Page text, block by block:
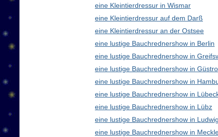
eine Kleintierdressur in Wismar
eine Kleintierdressur auf dem Darß
eine Kleintierdressur an der Ostsee
eine lustige Bauchrednershow in Berlin
eine lustige Bauchrednershow in
eine lustige Bauchrednershow in
eine lustige Bauchrednershow in
eine lustige Bauchrednershow in
eine lustige Bauchrednershow in Lübz
eine lustige Bauchrednershow in
eine lustige Bauchrednershow in